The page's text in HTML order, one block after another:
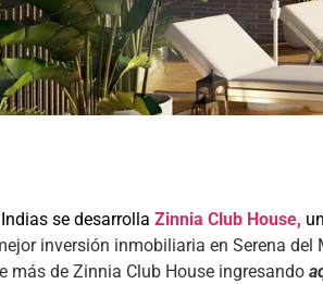
se desarrolla Zinnia Club House,
inversión inmobiliaria en Serena
más de Zinnia Club House ingresando